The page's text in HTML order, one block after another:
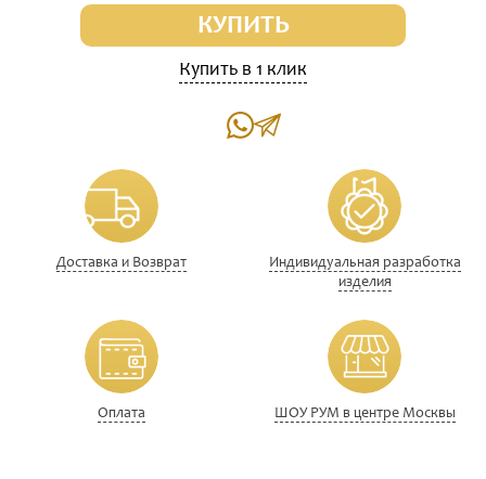
КУПИТЬ
Купить в 1 клик
Доставка и Возврат
Индивидуальная разработка
изделия
Оплата ШОУ РУМ в центре Москвы